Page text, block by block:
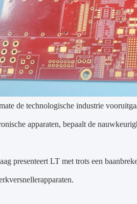
de technologische industrie
apparaten, bepaalt de
presenteert LT met trots een